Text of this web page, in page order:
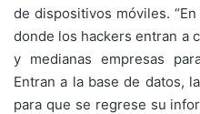
de dispositivos móviles.
donde los hackers entran a
y medianas empresas
Entran a la base de datos,
para que se regrese su